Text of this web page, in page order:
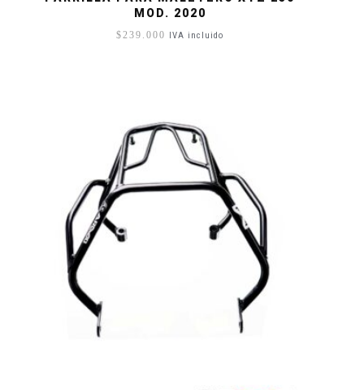
MOD. 2020
$239.000 IVA incluido